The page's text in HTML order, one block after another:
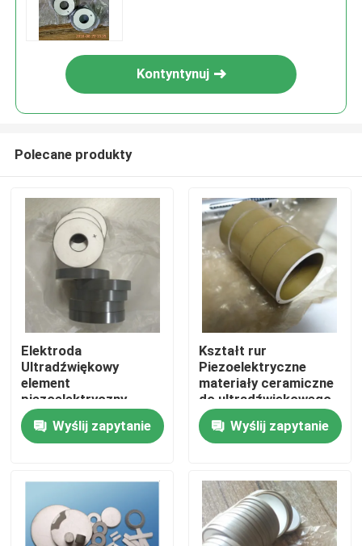
Dom
O nas
Kontyntynuj
Polecane produkty
Elektroda
Ultradźwiękowy
element
piezoelektryczny
Kształt pierścienia
Odporność na
temperaturę
Wyślij zapytanie
Kształt rur
Piezoelektryczne
materiały ceramiczne
do ultradźwiękowego
urządzenia
wibracyjnego
Wyślij zapytanie